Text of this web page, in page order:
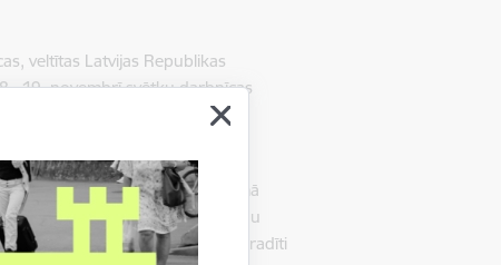
veltītas Latvijas Republikas
19. novembrī svētku darbnīcas
priekšmetiem, izmantojot
dekolus. Dekols ir “novelkamā
iekūst glazūrā, veidojot noturīgu
Piedāvājumā būs mākslinieka radīti